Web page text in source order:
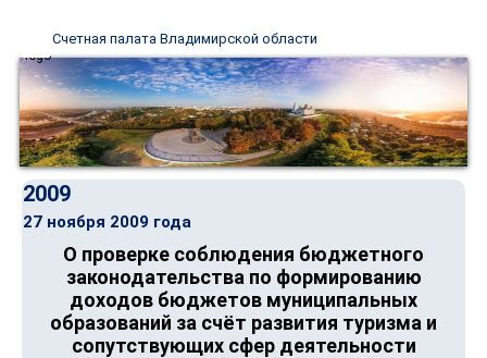
Счетная палата Владимирской области
2009
27 ноября 2009 года
О проверке соблюдения бюджетного
законодательства по формированию
доходов бюджетов муниципальных
образований за счёт развития туризма и
сопутствующих сфер деятельности